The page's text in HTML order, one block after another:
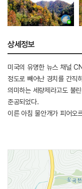
상세정보
미국의 유명한 뉴스 채널
정도로 빼어난 경치를 간직
의미하는 세량제라고도 불
준공되었다.
이른 아침 물안개가 피어오
산벚꽃과 초록의 나무들이
모습을 카메라에 담기 위해
물들인 짙푸른 녹음을 감
가을이면 단풍으로 울긋불
세량지는 봄부터 하얀 눈이